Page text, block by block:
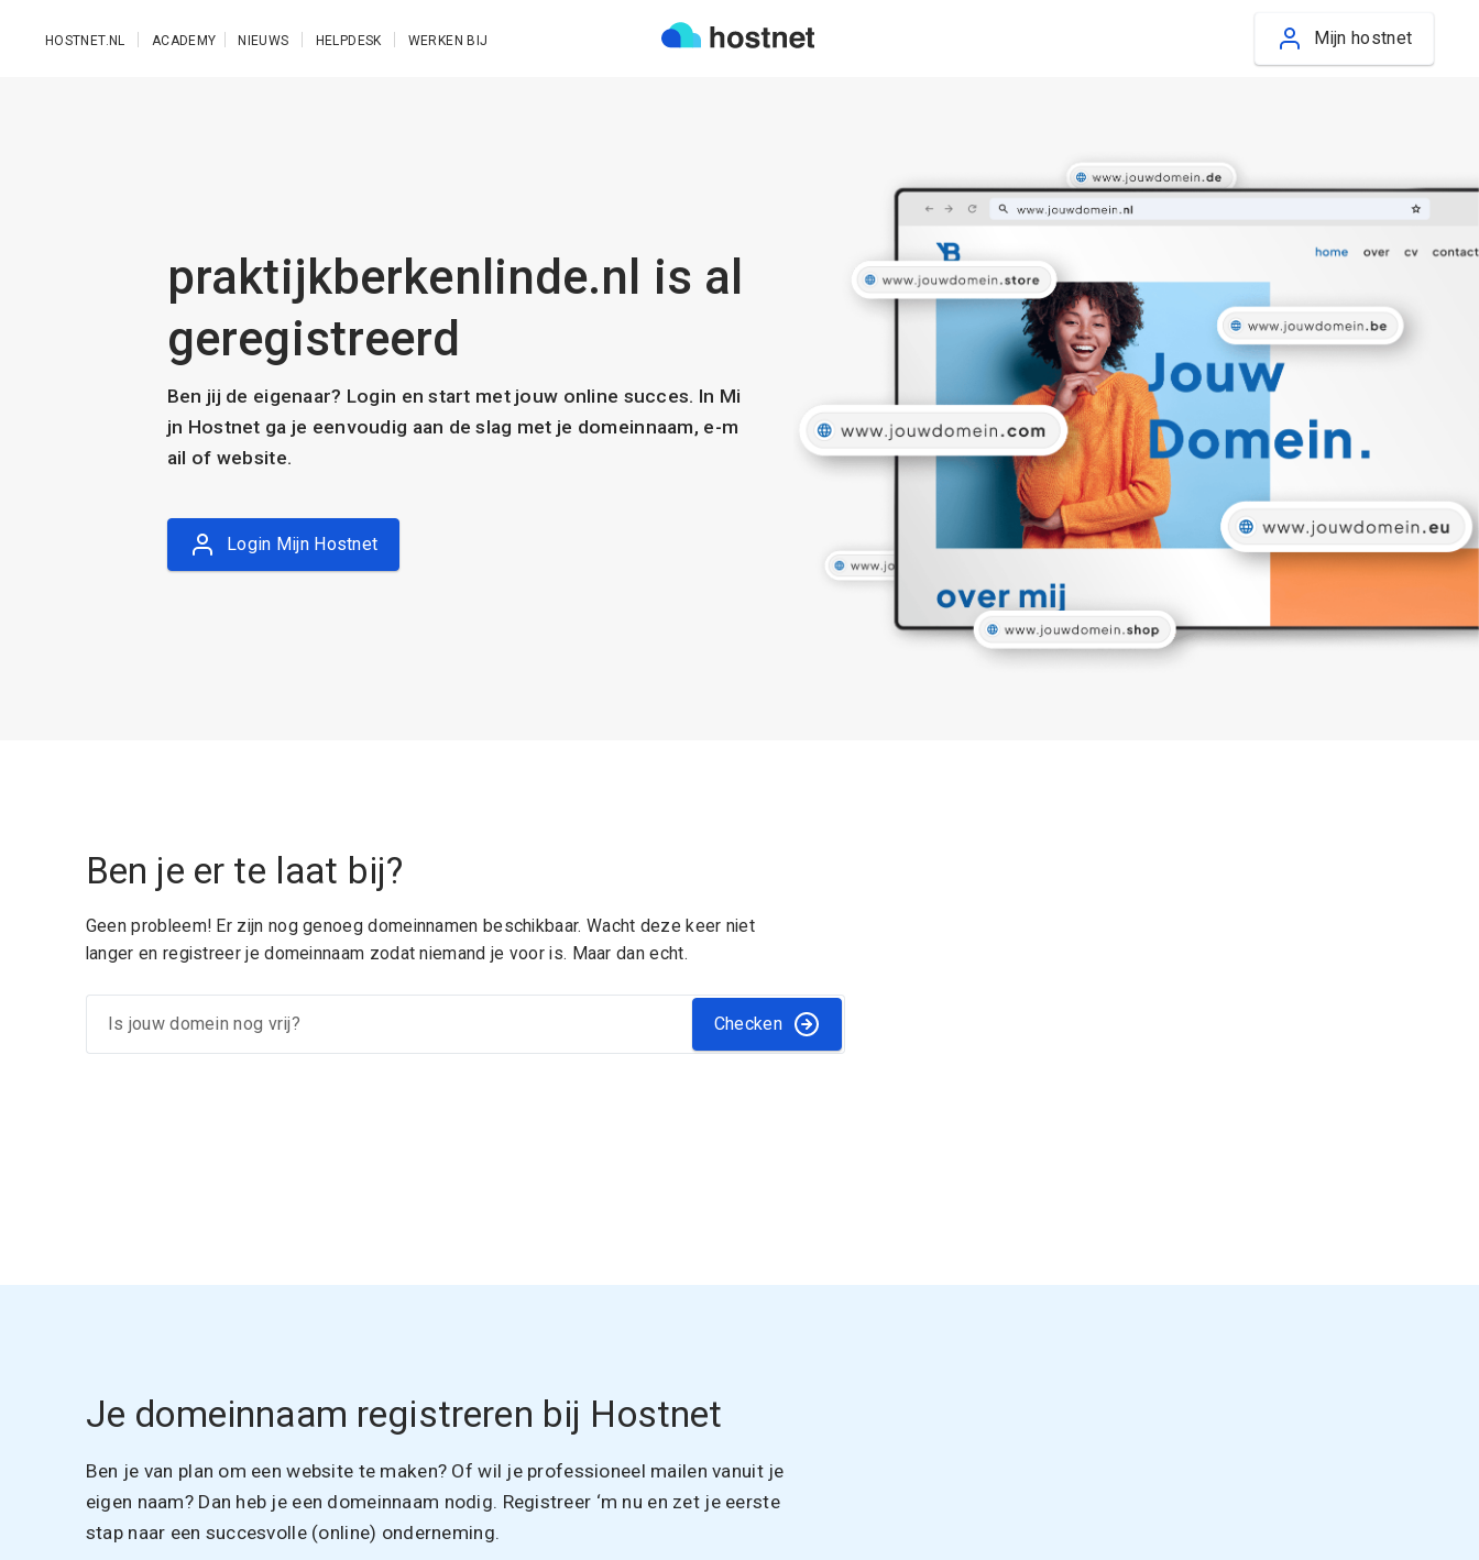
HOSTNET.NL ACADEMY NIEUWS HELPDESK WERKEN BIJ Mijn hostnet
praktijkberkenlinde.nl is al
geregistreerd
Ben jij de eigenaar? Login en start met jouw online succes. In Mi
jn Hostnet ga je eenvoudig aan de slag met je domeinnaam, e-m
ail of website.
Login Mijn Hostnet
Ben je er te laat bij?
Geen probleem! Er zijn nog genoeg domeinnamen beschikbaar. Wacht deze keer niet
langer en registreer je domeinnaam zodat niemand je voor is. Maar dan echt.
Checken
Je domeinnaam registreren bij Hostnet
Ben je van plan om een website te maken? Of wil je professioneel mailen vanuit je
eigen naam? Dan heb je een domeinnaam nodig. Registreer ‘m nu en zet je eerste
stap naar een succesvolle (online) onderneming.